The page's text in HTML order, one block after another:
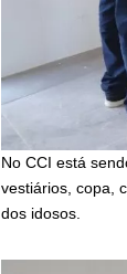
No CCI está
vestiários, copa,
dos idosos.